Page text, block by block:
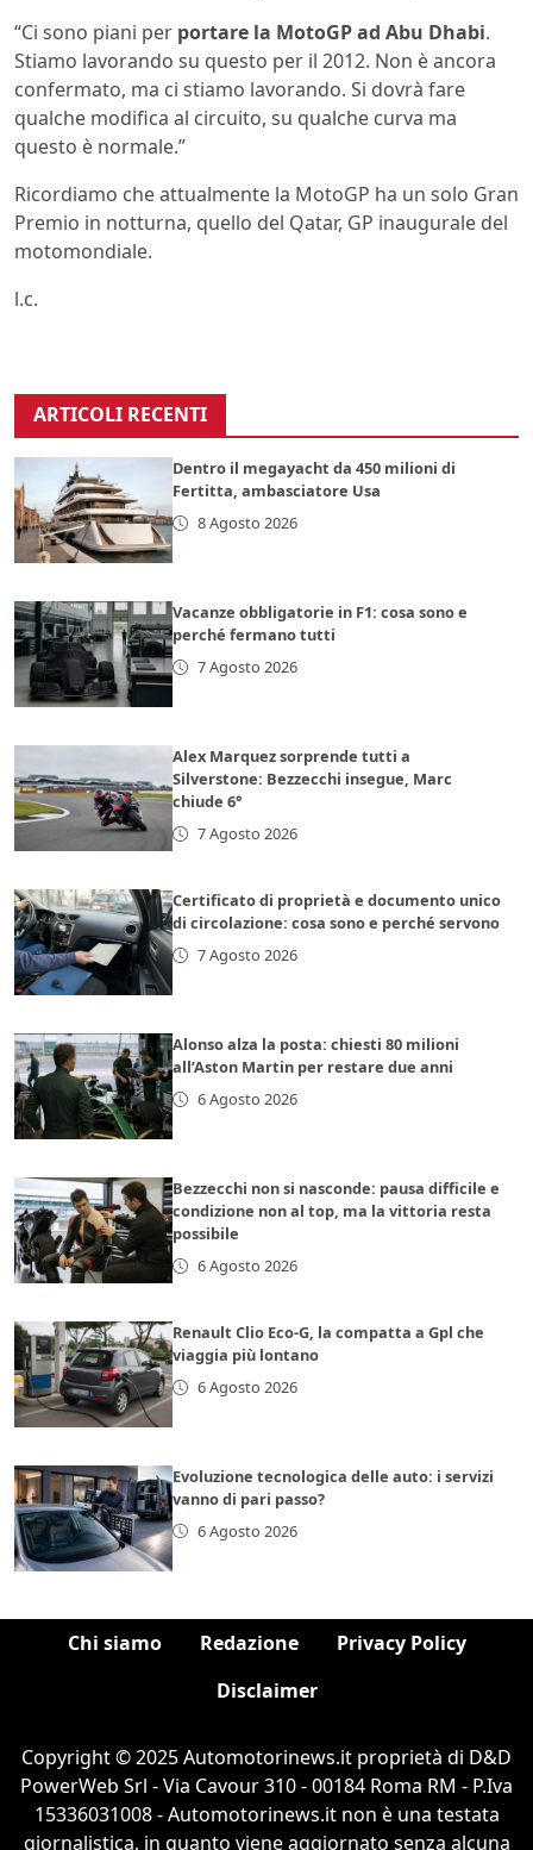
“Ci sono piani per portare la MotoGP ad Abu Dhabi.
Stiamo lavorando su questo per il 2012. Non è ancora
confermato, ma ci stiamo lavorando. Si dovrà fare
qualche modifica al circuito, su qualche curva ma
questo è normale.”
Ricordiamo che attualmente la MotoGP ha un solo Gran
Premio in notturna, quello del Qatar, GP inaugurale del
motomondiale.
l.c.
ARTICOLI RECENTI
Dentro il megayacht da 450 milioni di
Fertitta, ambasciatore Usa
8 Agosto 2026
Vacanze obbligatorie in F1: cosa sono e
perché fermano tutti
7 Agosto 2026
Alex Marquez sorprende tutti a
Silverstone: Bezzecchi insegue, Marc
chiude 6°
7 Agosto 2026
Certificato di proprietà e documento unico
di circolazione: cosa sono e perché servono
7 Agosto 2026
Alonso alza la posta: chiesti 80 milioni
all’Aston Martin per restare due anni
6 Agosto 2026
Bezzecchi non si nasconde: pausa difficile e
condizione non al top, ma la vittoria resta
possibile
6 Agosto 2026
Renault Clio Eco-G, la compatta a Gpl che
viaggia più lontano
6 Agosto 2026
Evoluzione tecnologica delle auto: i servizi
vanno di pari passo?
6 Agosto 2026
Chi siamo Redazione
Privacy Policy
Disclaimer
Copyright © 2025 Automotorinews.it proprietà di D&D
PowerWeb Srl - Via Cavour 310 - 00184 Roma RM - P.Iva
15336031008 - Automotorinews.it non è una testata
giornalistica, in quanto viene aggiornato senza alcuna